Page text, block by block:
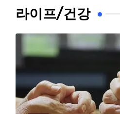
라이프/건강